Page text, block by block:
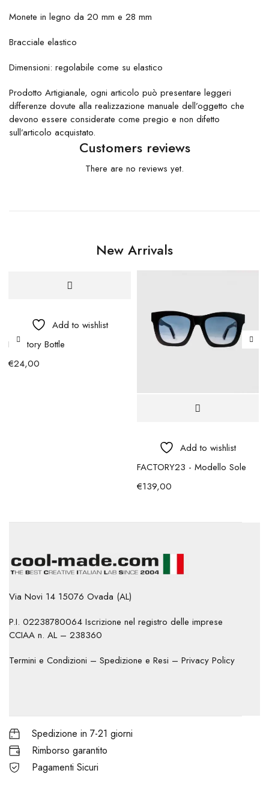
Monete in legno da 20 mm e 28 mm
Bracciale elastico
Dimensioni: regolabile come su elastico
Prodotto Artigianale, ogni articolo può presentare leggeri
differenze dovute alla realizzazione manuale dell’oggetto che
devono essere considerate come pregio e non difetto
sull’articolo acquistato.
Customers reviews
There are no reviews yet.
New Arrivals
Add to wishlist
BFactory Bottle
€24,00
Add to wishlist
FACTORY23 - Modello Sole
€139,00
Via Novi 14 15076 Ovada (AL)
P.I. 02238780064 Iscrizione nel registro delle imprese
CCIAA n. AL – 238360
Termini e Condizioni – Spedizione e Resi – Privacy Policy
Spedizione in 7-21 giorni
Rimborso garantito
Pagamenti Sicuri